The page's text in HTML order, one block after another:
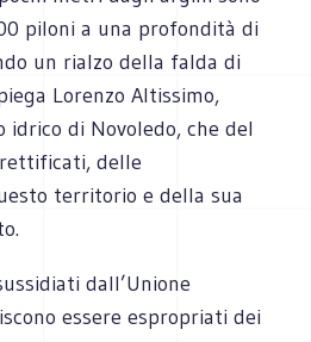
piloni a una profondità di
un rialzo della falda di
Lorenzo Altissimo,
di Novoledo, che del
delle
territorio e della sua
dall’Unione
essere espropriati dei